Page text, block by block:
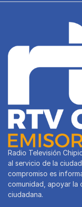
Radio Televisión
al servicio de la
compromiso es
comunidad, apoyar la
ciudadana.